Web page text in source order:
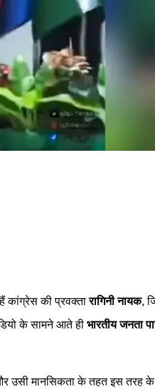
कांग्रेस की प्रवक्तारागिनी नायक,
के सामने आते ही भारतीय जनता
उसी मानसिकता के तहत इस तरह के